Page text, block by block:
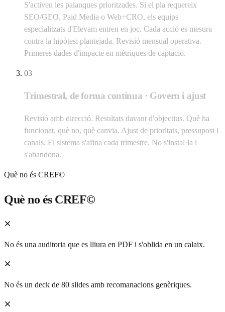
S'activen les palanques prioritzades. Si el pla requereix
SEO/GEO, Paid Media o Web+CRO, els equips
especialitzats d'Elevam entren en joc. Cada acció es mesura
contra la hipòtesi plantejada. Revisió mensual operativa.
Primeres dades d'impacte en mètriques de captació.
03
Trimestral, de forma contínua · Govern i ajust
Revisió amb direcció. Resultats davant d'objectius. Què ha
funcionat, què no, què canvia. Ajust de prioritats, pressupost i
canals. El sistema s'afina cada trimestre. No s'instal·la i
s'abandona.
Què no és CREF©
Què no és CREF©
No és una auditoria que es lliura en PDF i s'oblida en un calaix.
No és un deck de 80 slides amb recomanacions genèriques.